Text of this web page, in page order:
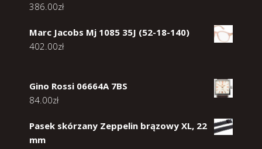
386.00zł
Marc Jacobs Mj 1085 35J (52-18-140)
402.00zł
Gino Rossi 06664A 7BS
84.00zł
Pasek skórzany Zeppelin brązowy XL, 22
mm